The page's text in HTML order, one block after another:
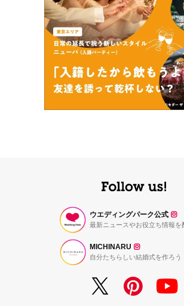
ウエディングパーク公式
最新ニュースやお役立ち情報を
MICHINARU
自分たちらしい結婚式を作ろう